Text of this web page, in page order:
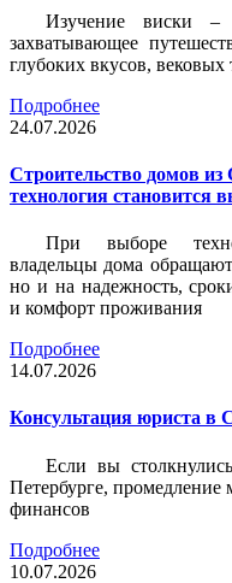
Изучение виски –
захватывающее
глубоких вкусов,
Подробнее
24.07.2026
Строительство домов
технология становится
При выборе
владельцы дома
но и на надежность,
и комфорт проживания
Подробнее
14.07.2026
Консультация юриста в
Если вы
Петербурге, промедление
финансов
Подробнее
10.07.2026